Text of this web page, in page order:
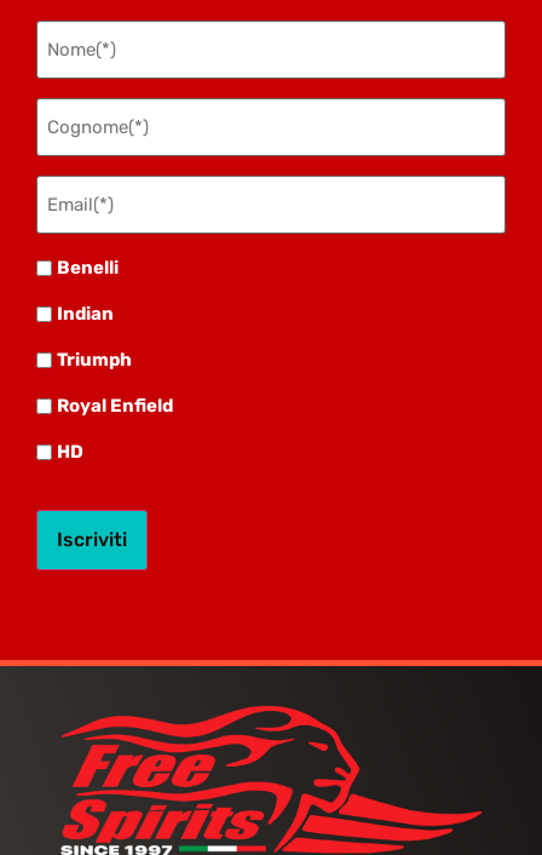
Nome
(Obbligatorio)
Cognome
(Obbligatorio)
Email(*)
(Obbligatorio)
Benelli
Benelli
Indian
Indian
Triumph
Triumph
Royal
Royal Enfield
HDHD